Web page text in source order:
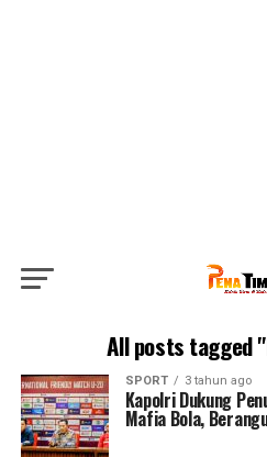
All posts tagged
SPORT 3 tahun ago
Kapolri Dukung
Mafia Bola,